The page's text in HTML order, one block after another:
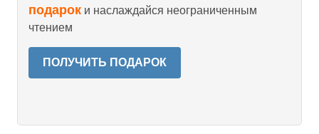
подарок и наслаждайся неограниченным
чтением
ПОЛУЧИТЬ ПОДАРОК